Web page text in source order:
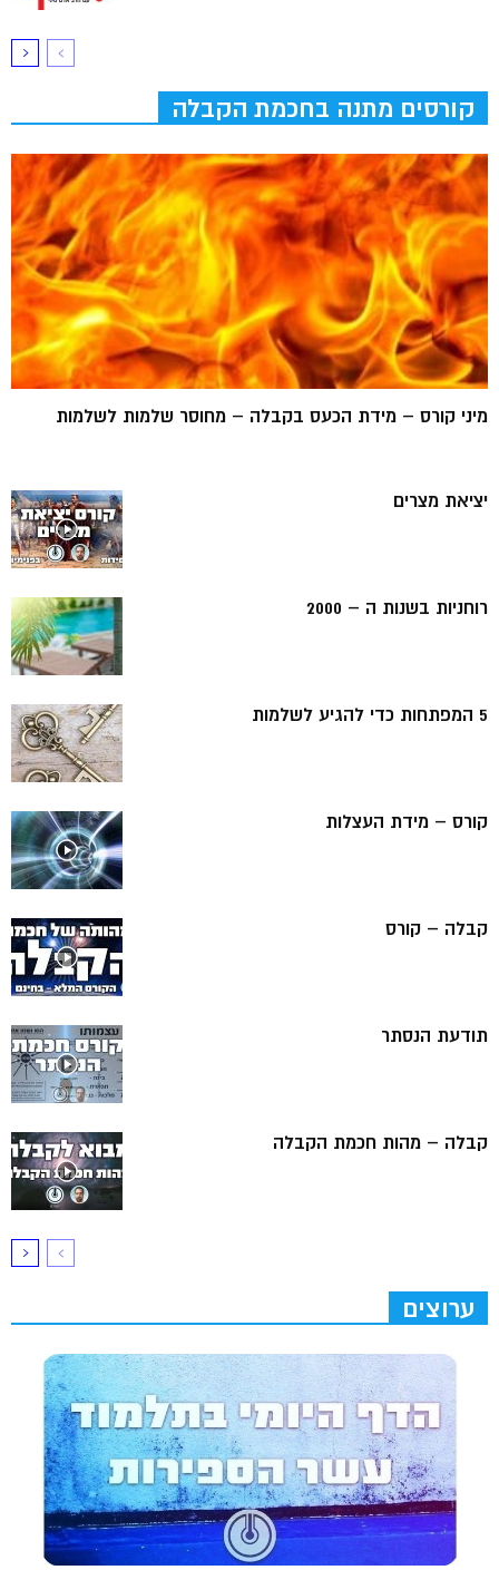
קורסים מתנה בחכמת הקבלה
מיני קורס – מידת הכעס בקבלה – מחוסר שלמות לשלמות
יציאת מצרים
רוחניות בשנות ה – 2000
5 המפתחות כדי להגיע לשלמות
קורס – מידת העצלות
קבלה – קורס
תודעת הנסתר
קבלה – מהות חכמת הקבלה
ערוצים